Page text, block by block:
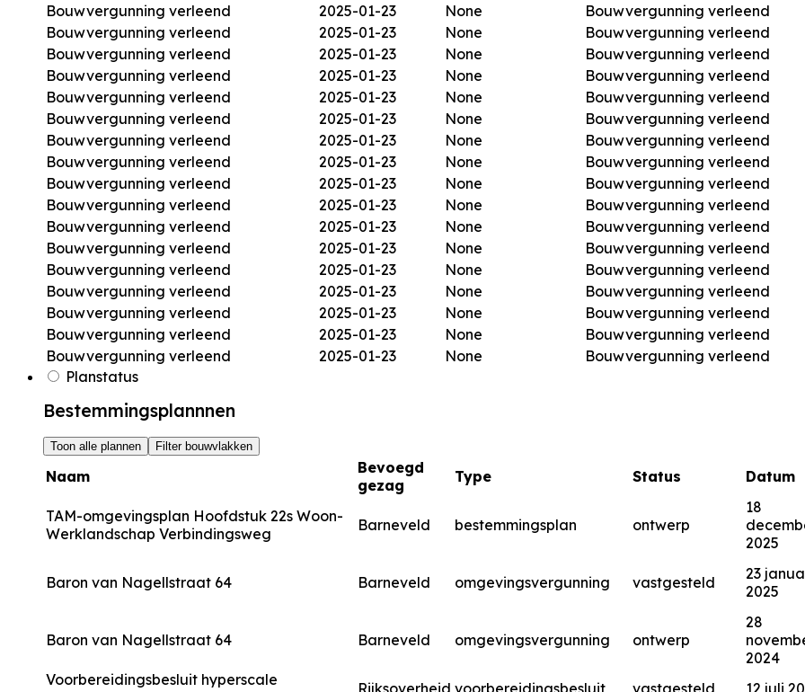
Bouwvergunning verleend
2025-01-23 None
Bouwvergunning verleend
Bouwvergunning verleend
2025-01-23 None
Bouwvergunning verleend
Bouwvergunning verleend
2025-01-23 None
Bouwvergunning verleend
Bouwvergunning verleend
2025-01-23 None
Bouwvergunning verleend
Bouwvergunning verleend
2025-01-23 None
Bouwvergunning verleend
Bouwvergunning verleend
2025-01-23 None
Bouwvergunning verleend
Bouwvergunning verleend
2025-01-23 None
Bouwvergunning verleend
Bouwvergunning verleend
2025-01-23 None
Bouwvergunning verleend
Bouwvergunning verleend
2025-01-23 None
Bouwvergunning verleend
Bouwvergunning verleend
2025-01-23 None
Bouwvergunning verleend
Bouwvergunning verleend
2025-01-23 None
Bouwvergunning verleend
Bouwvergunning verleend
2025-01-23 None
Bouwvergunning verleend
Bouwvergunning verleend
2025-01-23 None
Bouwvergunning verleend
Bouwvergunning verleend
2025-01-23 None
Bouwvergunning verleend
Bouwvergunning verleend
2025-01-23 None
Bouwvergunning verleend
Bouwvergunning verleend
2025-01-23 None
Bouwvergunning verleend
Bouwvergunning verleend
2025-01-23 None
Bouwvergunning verleend
Planstatus
Bestemmingsplannnen
Toon alle plannen Filter bouwvlakken
Naam
Bevoegd
gezag
Type Status Datum
TAM-omgevingsplan Hoofdstuk 22s Woon-
Werklandschap Verbindingsweg
Barneveld bestemmingsplan ontwerp
18
2025
Baron van Nagellstraat 64 Barneveld omgevingsvergunning vastgesteld
23
2025
Baron van Nagellstraat 64 Barneveld omgevingsvergunning ontwerp
28
2024
Voorbereidingsbesluit hyperscale